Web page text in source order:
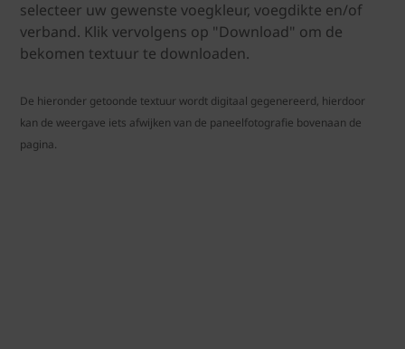
selecteer uw gewenste voegkleur, voegdikte en/of
verband. Klik vervolgens op "Download" om de
bekomen textuur te downloaden.
De hieronder getoonde textuur wordt digitaal gegenereerd, hierdoor
kan de weergave iets afwijken van de paneelfotografie bovenaan de
pagina.